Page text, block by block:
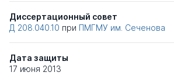
Диссертационный совет
Д 208.040.10 при ПМГМУ им. Сеченова
Дата защиты
17 июня 2013